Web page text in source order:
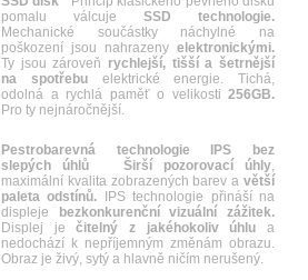
pomalu válcuje SSD technologie.
Mechanické součástky náchylné na
poškození jsou nahrazeny elektronickými.
Ty jsou zároveň rychlejší, tišší a šetrnější
na spotřebuelektrické energie. Tichá,
odolná a rychlá paměť o velikosti 256GB.
Pro ty nejnáročnější.
Pestrobarevná technologie IPS bez
slepých úhlů
Širší pozorovací úhly,
maximální kvalita zobrazených barev a větší
paleta odstínů. IPS technologie přináší na
displeje
bezkonkurenční vizuální zážitek.
Displej ječitelný z jakéhokoliv úhlu a
nedochází k nepříjemným změnám obrazu.
Obraz je živý, sytý a hlavně ničím nerušený.